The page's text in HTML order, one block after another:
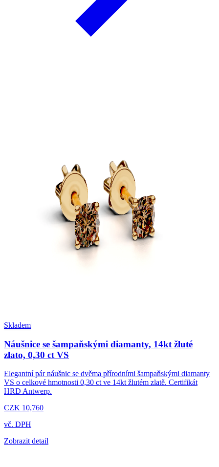
Skladem
Náušnice se šampaňskými diamanty, 14kt žluté
zlato, 0,30 ct VS
Elegantní pár náušnic se dvěma přírodními šampaňskými diamanty
VS o celkové hmotnosti 0,30 ct ve 14kt žlutém zlatě. Certifikát
HRD Antwerp.
CZK 10,760
vč. DPH
Zobrazit detail